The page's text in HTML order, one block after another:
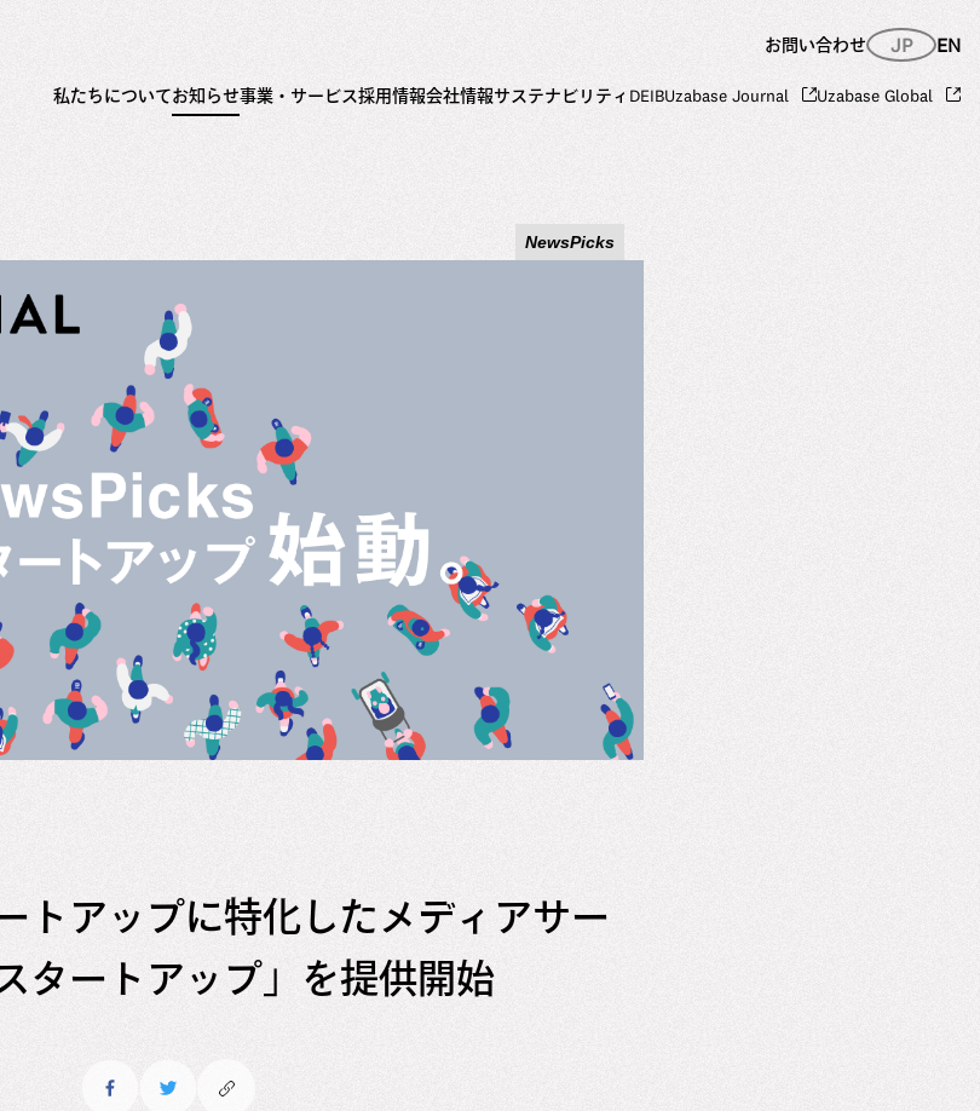
お問い合わせ JP EN
私たちについてお知らせ事業・サービス採用情報会社情報サステナビリティ DEIBUzabase Journal Uzabase Global
NewsPicks
トアップに特化したメディアサー
タートアップ」を提供開始